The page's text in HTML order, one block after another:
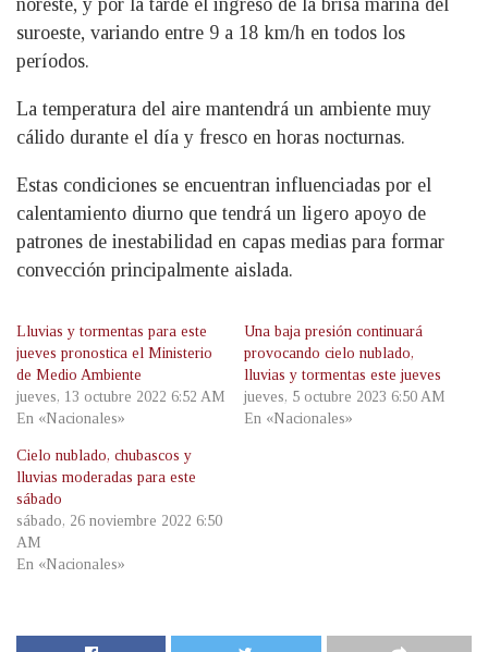
noreste, y por la tarde el ingreso de la brisa marina del
suroeste, variando entre 9 a 18 km/h en todos los
períodos.
La temperatura del aire mantendrá un ambiente muy
cálido durante el día y fresco en horas nocturnas.
Estas condiciones se encuentran influenciadas por el
calentamiento diurno que tendrá un ligero apoyo de
patrones de inestabilidad en capas medias para formar
convección principalmente aislada.
Lluvias y tormentas para este
jueves pronostica el Ministerio
de Medio Ambiente
jueves, 13 octubre 2022 6:52 AM
En «Nacionales»
Una baja presión continuará
provocando cielo nublado,
lluvias y tormentas este jueves
jueves, 5 octubre 2023 6:50 AM
En «Nacionales»
Cielo nublado, chubascos y
lluvias moderadas para este
sábado
sábado, 26 noviembre 2022 6:50
AM
En «Nacionales»